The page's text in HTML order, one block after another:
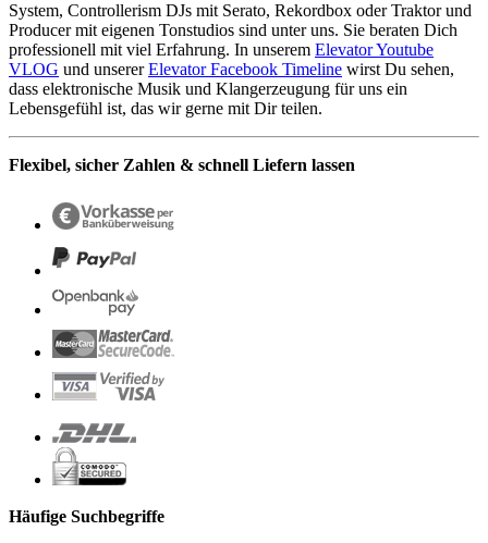
System, Controllerism DJs mit Serato, Rekordbox oder Traktor und
Producer mit eigenen Tonstudios sind unter uns. Sie beraten Dich
professionell mit viel Erfahrung. In unserem Elevator Youtube
VLOG und unsererElevator Facebook Timeline wirst Du sehen,
dass elektronische Musik und Klangerzeugung für uns ein
Lebensgefühl ist, das wir gerne mit Dir teilen.
Flexibel, sicher Zahlen & schnell Liefern lassen
Häufige Suchbegriffe